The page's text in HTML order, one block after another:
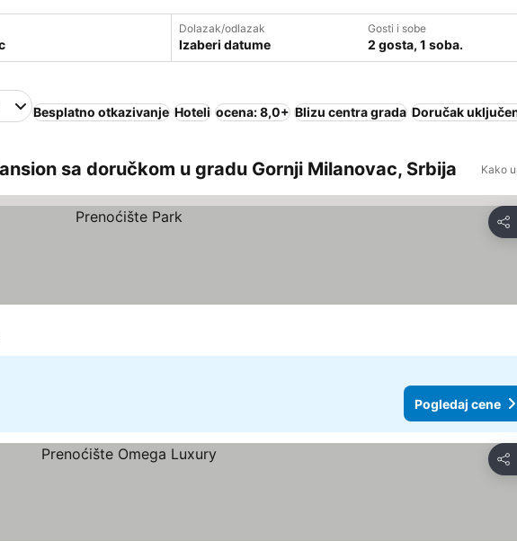
Dolazak/odlazak
Izaberi datume
Gosti i sobe
2 gosta, 1 soba.
Besplatno otkazivanje Hoteli ocena: 8,0+ Blizu centra grada Doručak
sa doručkom u gradu Gornji Milanovac, Srbija Kako
Deli
Pogledaj cene
Deli